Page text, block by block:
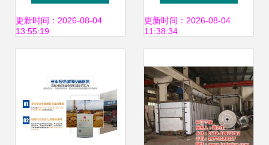
预制构件生产管理
实践
更新时间：2026-08-04
13:55:19
应用与发展前景
更新时间：2026-08-04
11:38:34